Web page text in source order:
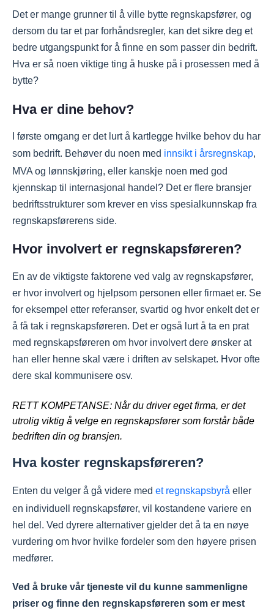
Det er mange grunner til å ville bytte regnskapsfører, og
dersom du tar et par forhåndsregler, kan det sikre deg et
bedre utgangspunkt for å finne en som passer din bedrift.
Hva er så noen viktige ting å huske på i prosessen med å
bytte?
Hva er dine behov?
I første omgang er det lurt å kartlegge hvilke behov du har
som bedrift. Behøver du noen med innsikt i årsregnskap,
MVA og lønnskjøring, eller kanskje noen med god
kjennskap til internasjonal handel? Det er flere bransjer
bedriftsstrukturer som krever en viss spesialkunnskap fra
regnskapsførerens side.
Hvor involvert er regnskapsføreren?
En av de viktigste faktorene ved valg av regnskapsfører,
er hvor involvert og hjelpsom personen eller firmaet er. Se
for eksempel etter referanser, svartid og hvor enkelt det er
å få tak i regnskapsføreren. Det er også lurt å ta en prat
med regnskapsføreren om hvor involvert dere ønsker at
han eller henne skal være i driften av selskapet. Hvor ofte
dere skal kommunisere osv.
RETT KOMPETANSE: Når du driver eget firma, er det
utrolig viktig å velge en regnskapsfører som forstår både
bedriften din og bransjen.
Hva koster regnskapsføreren?
Enten du velger å gå videre med et regnskapsbyrå eller
en individuell regnskapsfører, vil kostandene variere en
hel del. Ved dyrere alternativer gjelder det å ta en nøye
vurdering om hvor hvilke fordeler som den høyere prisen
medfører.
Ved å bruke vår tjeneste vil du kunne sammenligne
priser og finne den regnskapsføreren som er mest